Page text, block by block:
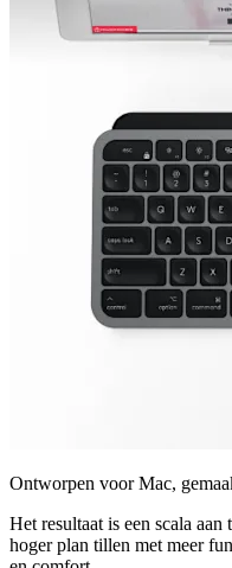
Ontworpen voor Mac,
Het resultaat is een scala
hoger plan tillen met meer